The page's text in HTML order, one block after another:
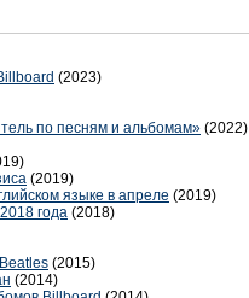
(2023)
по песням и альбомам» (2022)
(2019)
языке в апреле (2019)
года (2018)
(2015)
(2014)